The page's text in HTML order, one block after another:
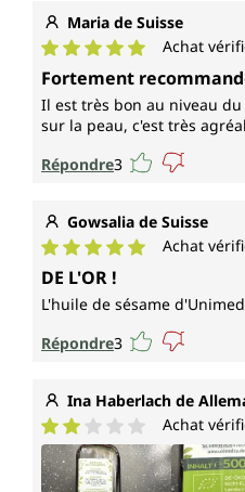
Maria de Suisse
Note moyenne de 5 sur 5
Achat
Fortement
Il est très bon au niveau
sur la peau, c'est très
Répondre3
Gowsalia de Suisse
Note moyenne de 5 sur 5
Achat
DE L'OR !
L'huile de sésame
Répondre3
Ina Haberlach de
Note moyenne de 2 sur
Achat